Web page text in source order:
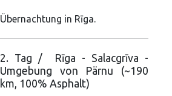
Übernachtung in Rīga.
2. Tag / Rīga - Salacgrīva -
Umgebung von Pärnu (~190
km, 100% Asphalt)